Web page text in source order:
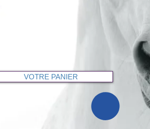
VOTRE PANIER